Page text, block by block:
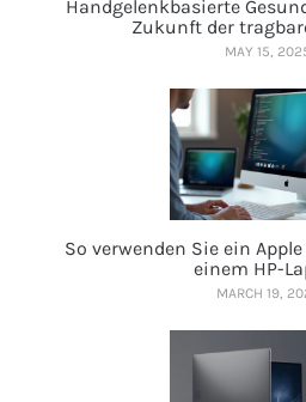
Handgelenkbasierte
Zukunft der
MAY 15,
So verwenden Sie ein
einem HP-
MARCH 19,